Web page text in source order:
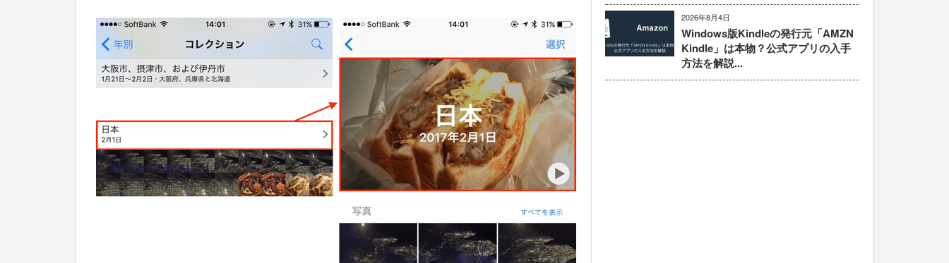
2026年8月4日
Windows版Kindleの発行元「AMZN
Kindle」は本物？公式アプリの入手
方法を解説...